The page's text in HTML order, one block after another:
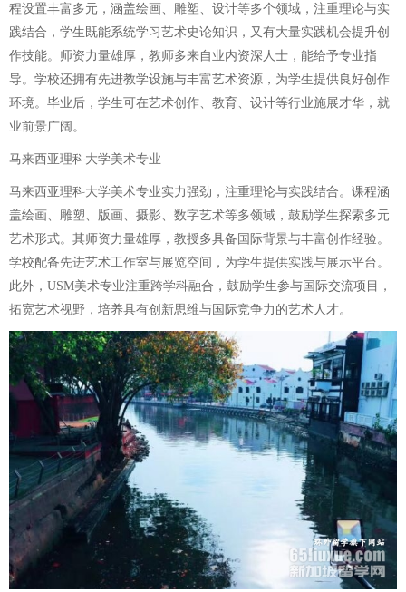
程设置丰富多元，涵盖绘画、雕塑、设计等多个领域，注重理论与实
践结合，学生既能系统学习艺术史论知识，又有大量实践机会提升创
作技能。师资力量雄厚，教师多来自业内资深人士，能给予专业指
导。学校还拥有先进教学设施与丰富艺术资源，为学生提供良好创作
环境。毕业后，学生可在艺术创作、教育、设计等行业施展才华，就
业前景广阔。
马来西亚理科大学美术专业
马来西亚理科大学美术专业实力强劲，注重理论与实践结合。课程涵
盖绘画、雕塑、版画、摄影、数字艺术等多领域，鼓励学生探索多元
艺术形式。其师资力量雄厚，教授多具备国际背景与丰富创作经验。
学校配备先进艺术工作室与展览空间，为学生提供实践与展示平台。
此外，USM美术专业注重跨学科融合，鼓励学生参与国际交流项目，
拓宽艺术视野，培养具有创新思维与国际竞争力的艺术人才。